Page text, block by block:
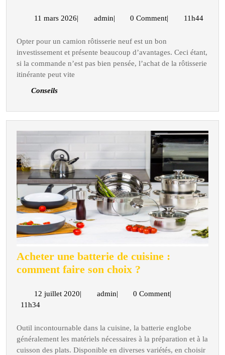
camion
:
pourquoi
certains
leur
choix
11 mars 202611
2026
| adminadmin
| 0 Comment| 11h44
Opter pour un camion rôtisserie neuf est un bon
investissement et présente beaucoup d’avantages. Ceci étant,
si la commande n’est pas bien pensée, l’achat de la rôtisserie
itinérante peut vite
Conseils
Acheter une batterie de cuisine :
comment faire son choix ?
batterie
:
comment
12 juillet 202012
| adminadmin
| 0 Comment|
11h34
Outil incontournable dans la cuisine, la batterie englobe
généralement les matériels nécessaires à la préparation et à la
cuisson des plats. Disponible en diverses variétés, en choisir